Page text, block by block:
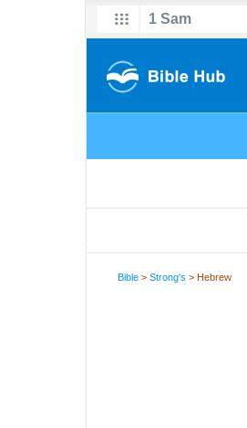
Bible >Strong's > Hebrew